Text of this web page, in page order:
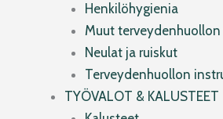
Henkilöhygienia
Muut
Neulat ja ruiskut
Terveydenhuollon
TYÖVALOT & KALUSTEET